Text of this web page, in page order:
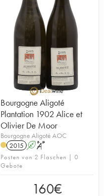
Bourgogne Aligoté
Plantation 1902 Alice et
Olivier De Moor
Bourgogne Aligoté AOC
2015 A S
Posten von 2 Flaschen | 0
Gebote
160€